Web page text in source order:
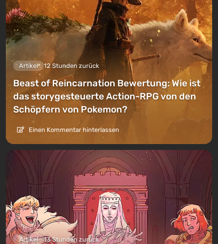
Artikel 12 Stunden zurück
Beast of Reincarnation Bewertung: Wie ist
das storygesteuerte Action-RPG von den
Schöpfern von Pokemon?
Einen Kommentar hinterlassen
Artikel 13 Stunden zurück